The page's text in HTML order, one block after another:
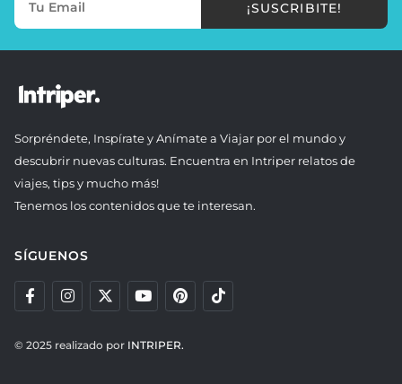
¡SUSCRIBITE!
Sorpréndete, Inspírate y Anímate a Viajar por el mundo y
descubrir nuevas culturas. Encuentra en Intriper relatos de
viajes, tips y mucho más!
Tenemos los contenidos que te interesan.
SÍGUENOS
© 2025 realizado por INTRIPER.